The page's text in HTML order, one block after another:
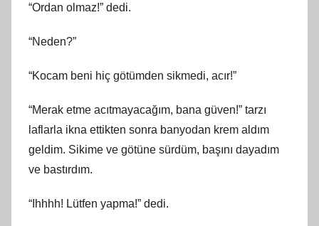
“Ordan olmaz!” dedi.
“Neden?”
“Kocam beni hiç götümden sikmedi, acır!”
“Merak etme acıtmayacağım, bana güven!” tarzı
laflarla ikna ettikten sonra banyodan krem aldım
geldim. Sikime ve götüne sürdüm, başını dayadım
ve bastırdım.
“Ihhhh! Lütfen yapma!” dedi.